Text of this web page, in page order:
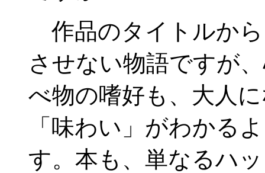
作品のタイトルか
させない物語ですが
べ物の嗜好も、大人
「味わい」がわかる
す。本も、単なるハ